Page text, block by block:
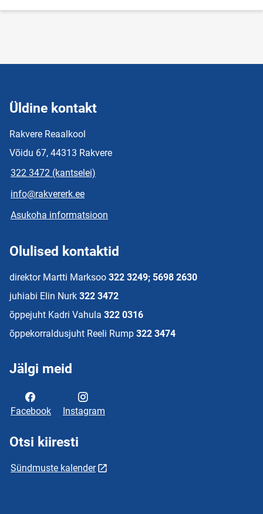
Üldine kontakt
Rakvere Reaalkool
Võidu 67, 44313 Rakvere
322 3472 (kantselei)
info@rakvererk.ee
Asukoha informatsioon
Olulised kontaktid
direktor Martti Marksoo 322 3249; 5698 2630
juhiabi Elin Nurk 322 3472
õppejuht Kadri Vahula 322 0316
õppekorraldusjuht Reeli Rump 322 3474
Jälgi meid
Facebook Instagram
Otsi kiiresti
Sündmuste kalender